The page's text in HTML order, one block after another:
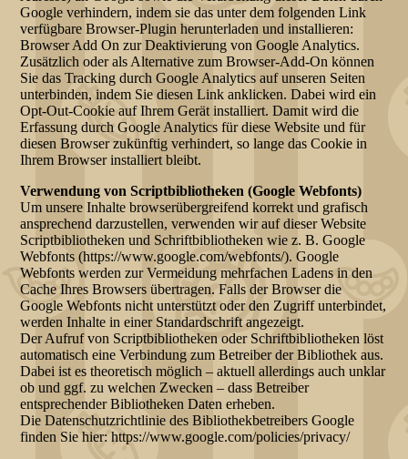
Google verhindern, indem sie das unter dem folgenden Link
verfügbare Browser-Plugin herunterladen und installieren:
Browser Add On zur Deaktivierung von Google Analytics.
Zusätzlich oder als Alternative zum Browser-Add-On können
Sie das Tracking durch Google Analytics auf unseren Seiten
unterbinden, indem Sie diesen Link anklicken. Dabei wird ein
Opt-Out-Cookie auf Ihrem Gerät installiert. Damit wird die
Erfassung durch Google Analytics für diese Website und für
diesen Browser zukünftig verhindert, so lange das Cookie in
Ihrem Browser installiert bleibt.
Verwendung von Scriptbibliotheken (Google Webfonts)
Um unsere Inhalte browserübergreifend korrekt und grafisch
ansprechend darzustellen, verwenden wir auf dieser Website
Scriptbibliotheken und Schriftbibliotheken wie z. B. Google
Webfonts (https://www.google.com/webfonts/). Google
Webfonts werden zur Vermeidung mehrfachen Ladens in den
Cache Ihres Browsers übertragen. Falls der Browser die
Google Webfonts nicht unterstützt oder den Zugriff unterbindet,
werden Inhalte in einer Standardschrift angezeigt.
Der Aufruf von Scriptbibliotheken oder Schriftbibliotheken löst
automatisch eine Verbindung zum Betreiber der Bibliothek aus.
Dabei ist es theoretisch möglich – aktuell allerdings auch unklar
ob und ggf. zu welchen Zwecken – dass Betreiber
entsprechender Bibliotheken Daten erheben.
Die Datenschutzrichtlinie des Bibliothekbetreibers Google
finden Sie hier: https://www.google.com/policies/privacy/